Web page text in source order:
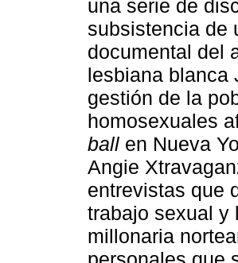
una serie de
subsistencia de
documental del
lesbiana blanca
gestión de la
homosexuales
ball en Nueva
Angie
entrevistas que
trabajo sexual y
millonaria